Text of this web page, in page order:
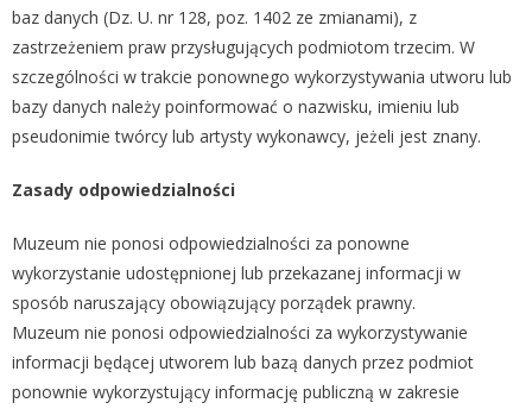
baz danych (Dz. U. nr 128, poz. 1402 ze zmianami), z
zastrzeżeniem praw przysługujących podmiotom trzecim. W
szczególności w trakcie ponownego wykorzystywania utworu lub
bazy danych należy poinformować o nazwisku, imieniu lub
pseudonimie twórcy lub artysty wykonawcy, jeżeli jest znany.
Zasady odpowiedzialności
Muzeum nie ponosi odpowiedzialności za ponowne
wykorzystanie udostępnionej lub przekazanej informacji w
sposób naruszający obowiązujący porządek prawny.
Muzeum nie ponosi odpowiedzialności za wykorzystywanie
informacji będącej utworem lub bazą danych przez podmiot
ponownie wykorzystujący informację publiczną w zakresie